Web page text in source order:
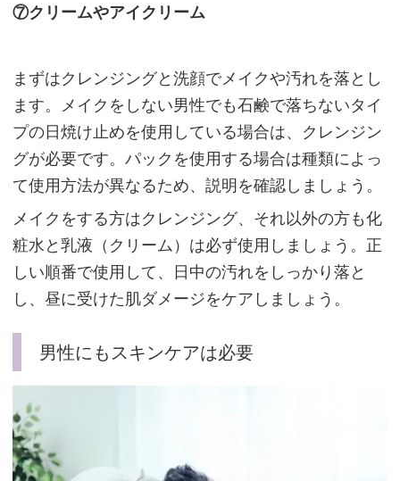
パ
チ
「ス
テ
ム
セ
シ
ョ
ッ
ト
レ
ミ
⑦クリームやアイクリーム
まずはクレンジングと洗顔でメイクや汚れを落とし
ます。メイクをしない男性でも石鹸で落ちないタイ
プの日焼け止めを使用している場合は、クレンジン
グが必要です。パックを使用する場合は種類によっ
て使用方法が異なるため、説明を確認しましょう。
メイクをする方はクレンジング、それ以外の方も化
粧水と乳液（クリーム）は必ず使用しましょう。正
しい順番で使用して、日中の汚れをしっかり落と
し、昼に受けた肌ダメージをケアしましょう。
男性にもスキンケアは必要